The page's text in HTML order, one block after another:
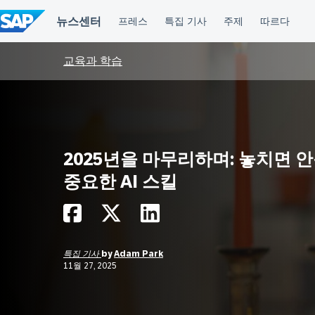
텐
츠
건
교육과 학습
2025년을 마무리하며: 놓치면
중요한 AI 스킬
특집 기사 byAdam Park
11월 27, 2025